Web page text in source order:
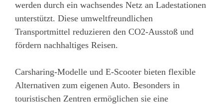
werden durch ein wachsendes Netz an Ladestationen
unterstützt. Diese umweltfreundlichen
Transportmittel reduzieren den CO2-Ausstoß und
fördern nachhaltiges Reisen.
Carsharing-Modelle und E-Scooter bieten flexible
Alternativen zum eigenen Auto. Besonders in
touristischen Zentren ermöglichen sie eine